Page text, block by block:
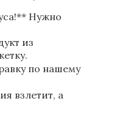
Нужно
из
по нашему
взлетит, а